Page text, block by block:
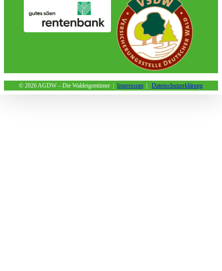
© 2026 AGDW – Die Waldeigentümer | Impressum | Datenschutzerklärung